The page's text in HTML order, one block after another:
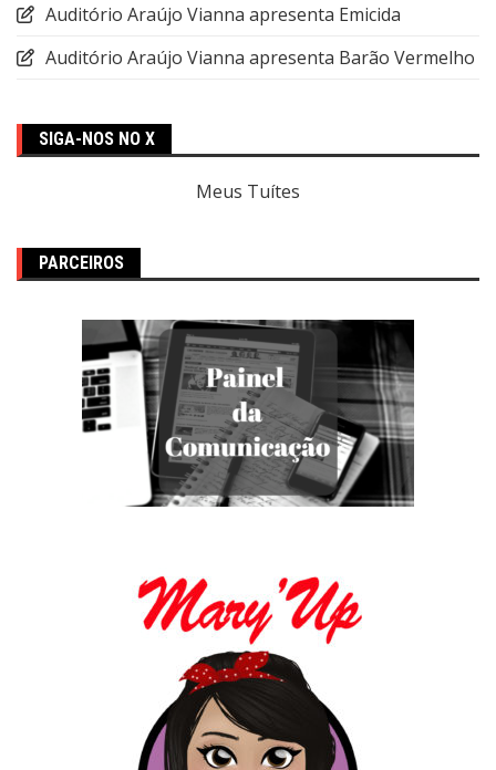
Auditório Araújo Vianna apresenta Emicida
Auditório Araújo Vianna apresenta Barão Vermelho
SIGA-NOS NO X
Meus Tuítes
PARCEIROS